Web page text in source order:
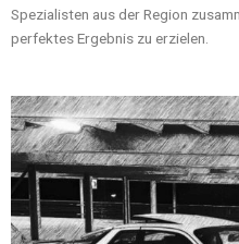
Spezialisten aus der Region
perfektes Ergebnis zu erzielen.